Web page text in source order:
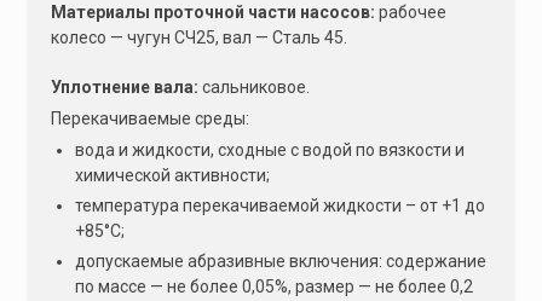
Материалы проточной части насосов: рабочее
колесо — чугун СЧ25, вал — Сталь 45.
Уплотнение вала: сальниковое.
Перекачиваемые среды:
вода и жидкости, сходные с водой по вязкости и
химической активности;
температура перекачиваемой жидкости – от +1 до
+85°С;
допускаемые абразивные включения: содержание
по массе — не более 0,05%, размер — не более 0,2